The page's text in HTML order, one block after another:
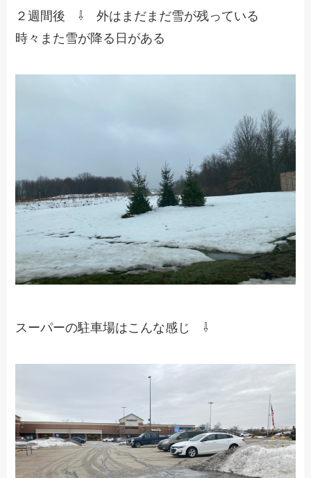
２週間後 ⇩ 外はまだまだ雪が残っている
時々また雪が降る日がある
スーパーの駐車場はこんな感じ ⇩